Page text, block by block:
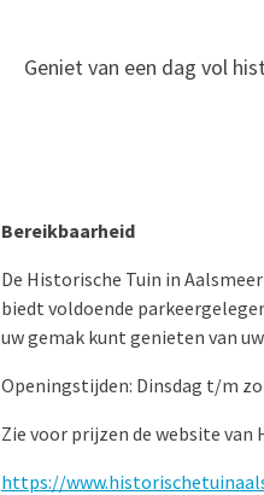
Geniet van een dag vol
Bereikbaarheid
De Historische Tuin in
biedt voldoende
uw gemak kunt genieten van
Openingstijden: Dinsdag t/m
Zie voor prijzen de website van
https://